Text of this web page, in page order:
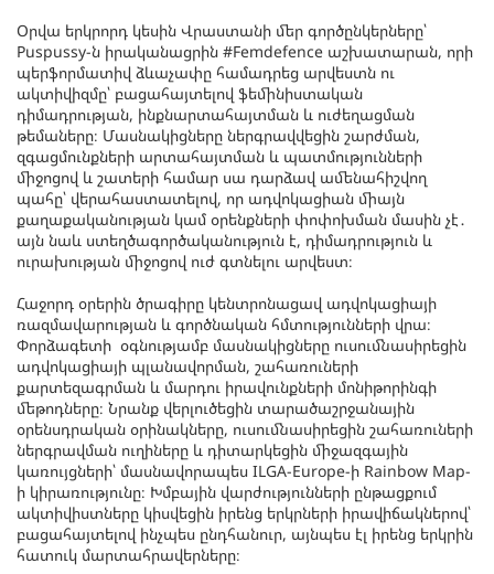
Օրվա երկրորդ կեսին Վրաստանի մեր գործընկերները՝
Puspussy-ն իրականացրին #Femdefence աշխատարան, որի
պերֆորմատիվ ձևաչափը համադրեց արվեստն ու
ակտիվիզմը՝ բացահայտելով ֆեմինիստական
դիմադրության, ինքնարտահայտման և ուժեղացման
թեմաները։ Մասնակիցները ներգրավվեցին շարժման,
զգացմունքների արտահայտման և պատմությունների
միջոցով և շատերի համար սա դարձավ ամենահիշվող
պահը՝ վերահաստատելով, որ ադվոկացիան միայն
քաղաքականության կամ օրենքների փոփոխման մասին չէ․
այն նաև ստեղծագործականություն է, դիմադրություն և
ուրախության միջոցով ուժ գտնելու արվեստ։
Հաջորդ օրերին ծրագիրը կենտրոնացավ ադվոկացիայի
ռազմավարության և գործնական հմտությունների վրա։
Փորձագետի օգնությամբ մասնակիցները ուսումնասիրեցին
ադվոկացիայի պլանավորման, շահառուների
քարտեզագրման և մարդու իրավունքների մոնիթորինգի
մեթոդները։ Նրանք վերլուծեցին տարածաշրջանային
օրենսդրական օրինակները, ուսումնասիրեցին շահառուների
ներգրավման ուղիները և դիտարկեցին միջազգային
կառույցների՝ մասնավորապես ILGA-Europe-ի Rainbow Map-
ի կիրառությունը։ Խմբային վարժությունների ընթացքում
ակտիվիստները կիսվեցին իրենց երկրների իրավիճակներով՝
բացահայտելով ինչպես ընդհանուր, այնպես էլ իրենց երկրին
հատուկ մարտահրավերները։